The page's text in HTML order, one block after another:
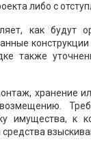
либо с
как будут
также
хранение
имущества,